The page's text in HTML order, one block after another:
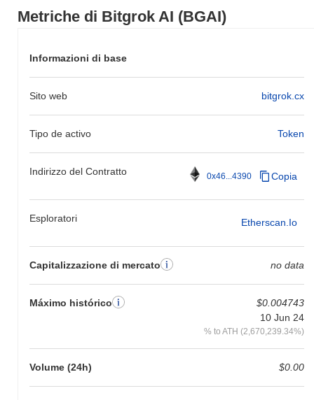
Metriche di Bitgrok AI (BGAI)
Informazioni di base
Sito web bitgrok.cx
Tipo de activo Token
Indirizzo del Contratto 0x46...4390 Copia
Esploratori Etherscan.io
Capitalizzazione di mercato no data
Máximo histórico
$0.004743
10 Jun 24
% to ATH (2,670,239.34%)
Volume (24h) $0.00